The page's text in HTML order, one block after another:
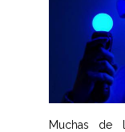
Muchas de